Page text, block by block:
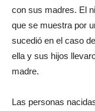
con sus madres. El
que se muestra por
sucedió en el caso
ella y sus hijos
madre.
Las personas